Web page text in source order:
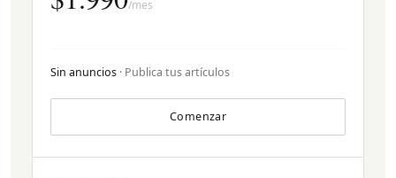
/mes
Sin anuncios · Publica tus artículos
Comenzar